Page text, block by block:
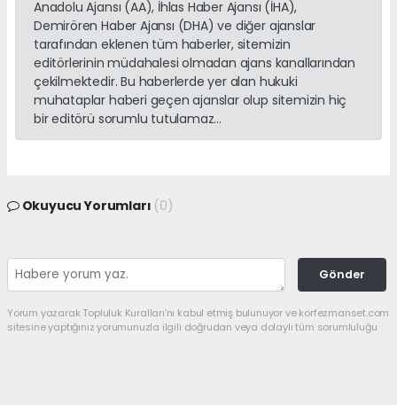
Anadolu Ajansı (AA), İhlas Haber Ajansı (İHA),
Demirören Haber Ajansı (DHA) ve diğer ajanslar
tarafından eklenen tüm haberler, sitemizin
editörlerinin müdahalesi olmadan ajans kanallarından
çekilmektedir. Bu haberlerde yer alan hukuki
muhataplar haberi geçen ajanslar olup sitemizin hiç
bir editörü sorumlu tutulamaz...
Okuyucu Yorumları (0)
Gönder
Yorum yazarak Topluluk Kuralları’nı kabul etmiş bulunuyor ve korfezmanset.com
sitesine yaptığınız yorumunuzla ilgili doğrudan veya dolaylı tüm sorumluluğu